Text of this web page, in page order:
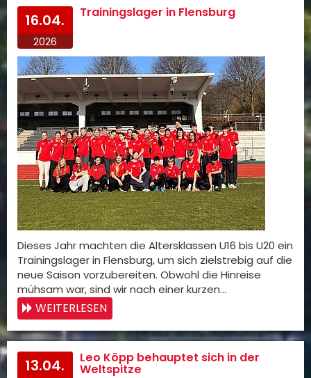
16.04.
2026
Trainingslager in Flensburg
Dieses Jahr machten die Altersklassen U16 bis U20 ein
Trainingslager in Flensburg, um sich zielstrebig auf die
neue Saison vorzubereiten. Obwohl die Hinreise
mühsam war, sind wir nach einer kurzen…
WEITERLESEN
13.04. Leo Köpp behauptet sich in der
Weltspitze